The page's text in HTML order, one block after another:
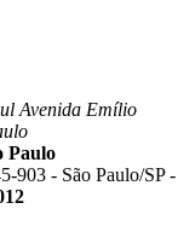
Avenida Emílio
Paulo
903 - São Paulo/SP -